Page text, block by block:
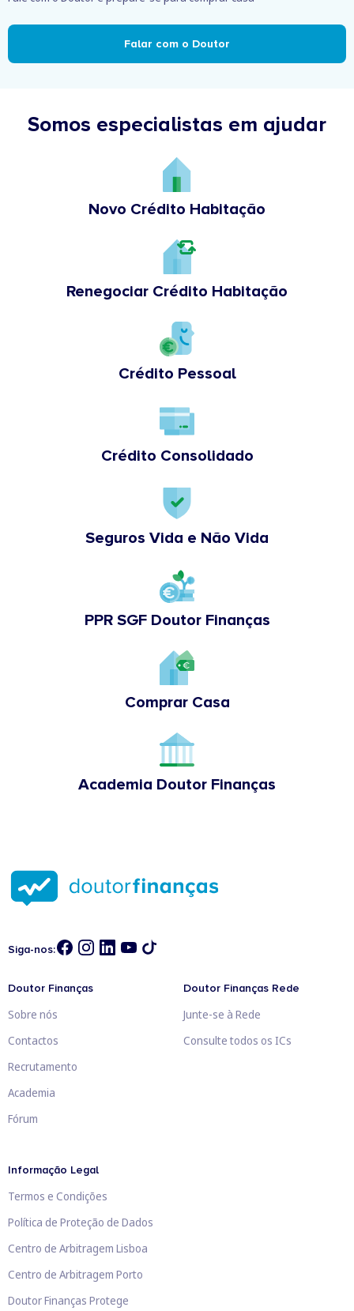
Falar com o Doutor
Somos especialistas em ajudar
Novo Crédito Habitação
Renegociar Crédito Habitação
Crédito Pessoal
Crédito Consolidado
Seguros Vida e Não Vida
PPR SGF Doutor Finanças
Comprar Casa
Academia Doutor Finanças
Siga-nos:
Doutor Finanças
Sobre nós
Contactos
Recrutamento
Academia
Fórum
Doutor Finanças Rede
Junte-se à Rede
Consulte todos os ICs
Informação Legal
Termos e Condições
Política de Proteção de Dados
Centro de Arbitragem Lisboa
Centro de Arbitragem Porto
Doutor Finanças Protege